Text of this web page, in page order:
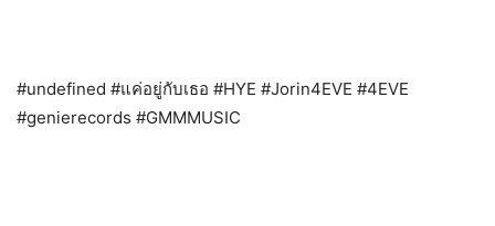
#undefined #แค่อยู่กับเธอ #HYE #Jorin4EVE #4EVE
#genierecords #GMMMUSIC